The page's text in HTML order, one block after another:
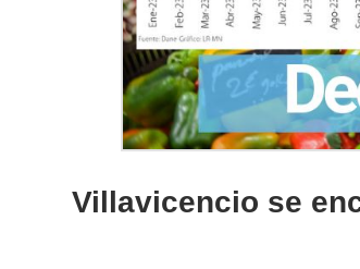
Villavicencio se